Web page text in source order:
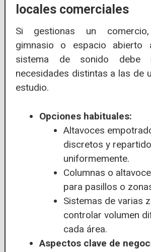
locales comerciales
Si gestionas un comercio,
gimnasio o espacio abierto
sistema de sonido debe
necesidades distintas a las de
estudio.
Opciones habituales:
Altavoces
discretos y
uniformemente.
Columnas o
para pasillos o
Sistemas de varias
controlar volumen
cada área.
Aspectos clave de